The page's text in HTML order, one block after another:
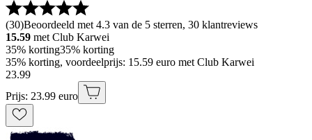
(30)Beoordeeld met 4.3 van de 5 sterren, 30 klantreviews
15.59 met Club Karwei
35% korting35% korting
35% korting, voordeelprijs: 15.59 euro met Club Karwei
23.99
Prijs: 23.99 euro